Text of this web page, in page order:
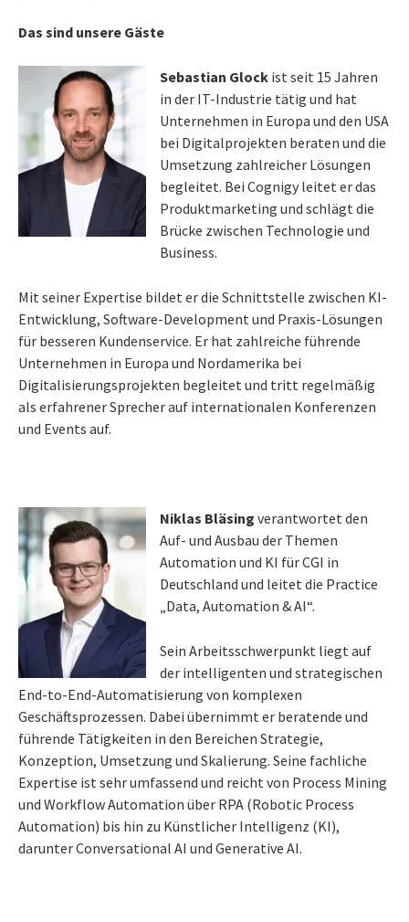
Das sind unsere Gäste
Sebastian Glock ist seit 15 Jahren
in der IT-Industrie tätig und hat
Unternehmen in Europa und den USA
bei Digitalprojekten beraten und die
Umsetzung zahlreicher Lösungen
begleitet. Bei Cognigy leitet er das
Produktmarketing und schlägt die
Brücke zwischen Technologie und
Business.
Mit seiner Expertise bildet er die Schnittstelle zwischen KI-
Entwicklung, Software-Development und Praxis-Lösungen
für besseren Kundenservice. Er hat zahlreiche führende
Unternehmen in Europa und Nordamerika bei
Digitalisierungsprojekten begleitet und tritt regelmäßig
als erfahrener Sprecher auf internationalen Konferenzen
und Events auf.
Niklas Bläsing verantwortet den
Auf- und Ausbau der Themen
Automation und KI für CGI in
Deutschland und leitet die Practice
„Data, Automation & AI“.
Sein Arbeitsschwerpunkt liegt auf
der intelligenten und strategischen
End-to-End-Automatisierung von komplexen
Geschäftsprozessen. Dabei übernimmt er beratende und
führende Tätigkeiten in den Bereichen Strategie,
Konzeption, Umsetzung und Skalierung. Seine fachliche
Expertise ist sehr umfassend und reicht von Process Mining
und Workflow Automation über RPA (Robotic Process
Automation) bis hin zu Künstlicher Intelligenz (KI),
darunter Conversational AI und Generative AI.